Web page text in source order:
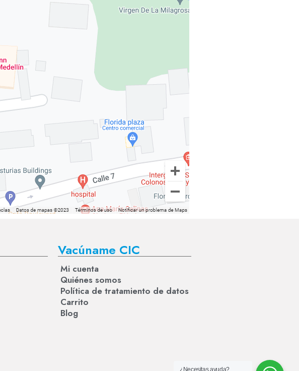
Vacúname CIC
Mi cuenta
Quiénes somos
Política de tratamiento de datos
Carrito
Blog
¿Necesitas ayuda?